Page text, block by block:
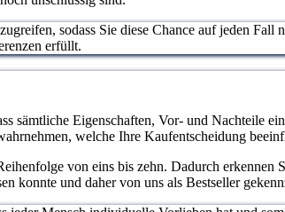
sodass Sie diese Chance auf jeden Fall
erfüllt.
Eigenschaften, Vor- und Nachteile
welche Ihre Kaufentscheidung
von eins bis zehn. Dadurch erkennen
konnte und daher von uns als Bestseller